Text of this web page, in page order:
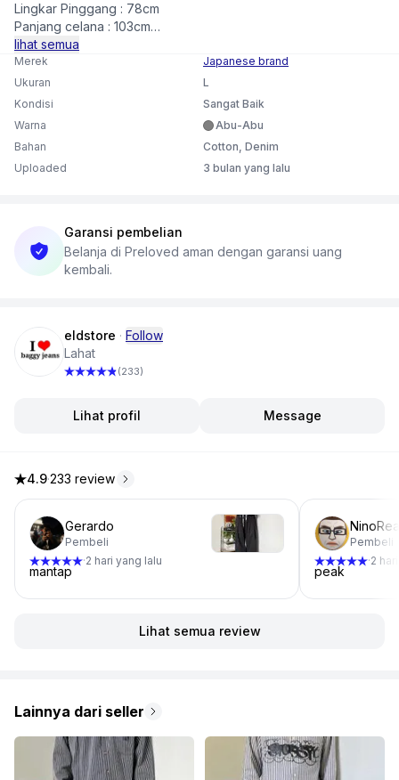
Lainnya dari seller
Lingkar Pinggang : 78cm
Panjang celana : 103cm
Open leg : 23cm
Kondisi: thebest one!🙅🏻‍♂️10/10 in good condition✨
Best fitting💯warna grey cakep! hanya ada satuuu SIKATTT👀
lihat semua
Merek
Japanese brand
Ukuran
L
Kondisi
Sangat Baik
Warna
Abu-Abu
Bahan
Cotton, Denim
Uploaded
3 bulan yang lalu
Garansi pembelian
Belanja di Preloved aman dengan garansi uang
kembali.
eldstore · Follow
Lahat
(233)
Lihat profil Message
4.9 dari 5 bintang, dari 233 ulasan
4.9·233 review
Gerardo
Pembeli
·2 hari yang lalu
mantap
Pembeli
·2
peak
Lihat semua review